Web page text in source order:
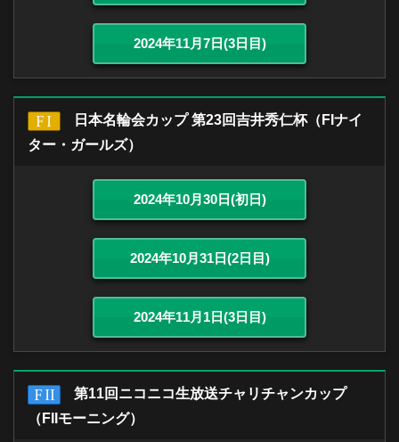
2024年11月7日(3日目)
日本名輪会カップ 第23回吉井秀仁杯（FIナイ
ター・ガールズ）
2024年10月30日(初日)
2024年10月31日(2日目)
2024年11月1日(3日目)
第11回ニコニコ生放送チャリチャンカップ
（FIIモーニング）